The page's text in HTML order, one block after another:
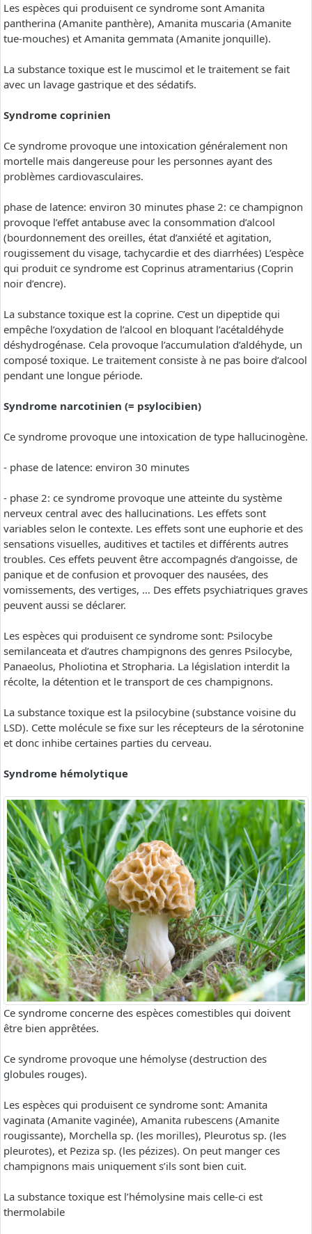
Les espèces qui produisent ce syndrome sont Amanita
pantherina (Amanite panthère), Amanita muscaria (Amanite
tue-mouches) et Amanita gemmata (Amanite jonquille).
La substance toxique est le muscimol et le traitement se fait
avec un lavage gastrique et des sédatifs.
Syndrome coprinien
Ce syndrome provoque une intoxication généralement non
mortelle mais dangereuse pour les personnes ayant des
problèmes cardiovasculaires.
phase de latence: environ 30 minutes phase 2: ce champignon
provoque l’effet antabuse avec la consommation d’alcool
(bourdonnement des oreilles, état d’anxiété et agitation,
rougissement du visage, tachycardie et des diarrhées) L’espèce
qui produit ce syndrome est Coprinus atramentarius (Coprin
noir d’encre).
La substance toxique est la coprine. C’est un dipeptide qui
empêche l’oxydation de l’alcool en bloquant l’acétaldéhyde
déshydrogénase. Cela provoque l’accumulation d’aldéhyde, un
composé toxique. Le traitement consiste à ne pas boire d’alcool
pendant une longue période.
Syndrome narcotinien (= psylocibien)
Ce syndrome provoque une intoxication de type hallucinogène.
- phase de latence: environ 30 minutes
- phase 2: ce syndrome provoque une atteinte du système
nerveux central avec des hallucinations. Les effets sont
variables selon le contexte. Les effets sont une euphorie et des
sensations visuelles, auditives et tactiles et différents autres
troubles. Ces effets peuvent être accompagnés d’angoisse, de
panique et de confusion et provoquer des nausées, des
vomissements, des vertiges, … Des effets psychiatriques graves
peuvent aussi se déclarer.
Les espèces qui produisent ce syndrome sont: Psilocybe
semilanceata et d’autres champignons des genres Psilocybe,
Panaeolus, Pholiotina et Stropharia. La législation interdit la
récolte, la détention et le transport de ces champignons.
La substance toxique est la psilocybine (substance voisine du
LSD). Cette molécule se fixe sur les récepteurs de la sérotonine
et donc inhibe certaines parties du cerveau.
Syndrome hémolytique
Ce syndrome concerne des espèces comestibles qui doivent
être bien apprêtées.
Ce syndrome provoque une hémolyse (destruction des
globules rouges).
Les espèces qui produisent ce syndrome sont: Amanita
vaginata (Amanite vaginée), Amanita rubescens (Amanite
rougissante), Morchella sp. (les morilles), Pleurotus sp. (les
pleurotes), et Peziza sp. (les pézizes). On peut manger ces
champignons mais uniquement s’ils sont bien cuit.
La substance toxique est l’hémolysine mais celle-ci est
thermolabile